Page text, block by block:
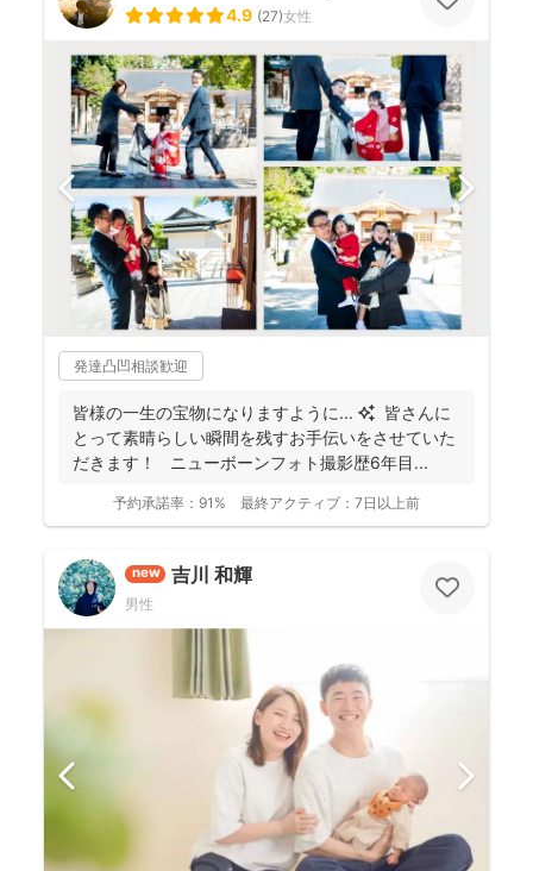
4.9 (27)女性
発達凸凹相談歓迎
皆様の一生の宝物になりますように... ✨ 皆さんに
とって素晴らしい瞬間を残すお手伝いをさせていた
だきます！ ニューボーンフォト撮影歴6年目...
予約承諾率： 91% 最終アクティブ： 7日以上前
new 吉川 和輝
男性